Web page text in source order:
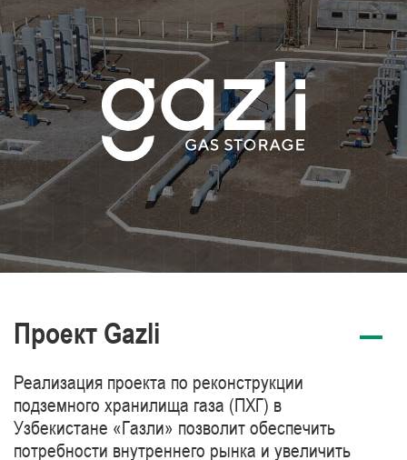
Проект Gazli
Реализация проекта по реконструкции
подземного хранилища газа (ПХГ) в
Узбекистане «Газли» позволит обеспечить
потребности внутреннего рынка и увеличить